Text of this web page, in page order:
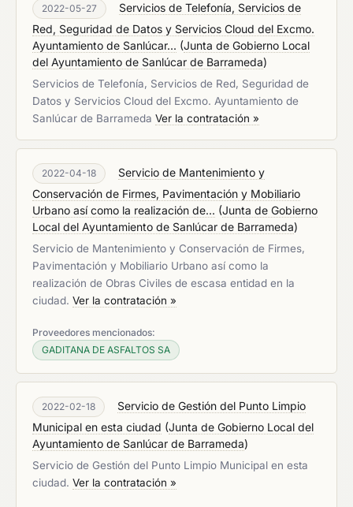
2022-05-27
Servicios de Telefonía, Servicios de
Red, Seguridad de Datos y Servicios Cloud del Excmo.
Ayuntamiento de Sanlúcar... (Junta de Gobierno Local
del Ayuntamiento de Sanlúcar de Barrameda)
Servicios de Telefonía, Servicios de Red, Seguridad de
Datos y Servicios Cloud del Excmo. Ayuntamiento de
Sanlúcar de Barrameda Ver la contratación »
2022-04-18
Servicio de Mantenimiento y
Conservación de Firmes, Pavimentación y Mobiliario
Urbano así como la realización de... (Junta de Gobierno
Local del Ayuntamiento de Sanlúcar de Barrameda)
Servicio de Mantenimiento y Conservación de Firmes,
Pavimentación y Mobiliario Urbano así como la
realización de Obras Civiles de escasa entidad en la
ciudad. Ver la contratación »
Proveedores mencionados:
GADITANA DE ASFALTOS SA
2022-02-18
Servicio de Gestión del Punto Limpio
Municipal en esta ciudad (Junta de Gobierno Local del
Ayuntamiento de Sanlúcar de Barrameda)
Servicio de Gestión del Punto Limpio Municipal en esta
ciudad. Ver la contratación »